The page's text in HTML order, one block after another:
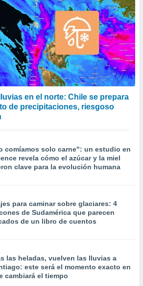
en el norte: Chile se prepara
de precipitaciones, riesgoso
comíamos solo carne": un estudio en
revela cómo el azúcar y la miel
clave para la evolución humana
para caminar sobre glaciares: 4
de Sudamérica que parecen
de un libro de cuentos
las heladas, vuelven las lluvias a
este será el momento exacto en
cambiará el tiempo